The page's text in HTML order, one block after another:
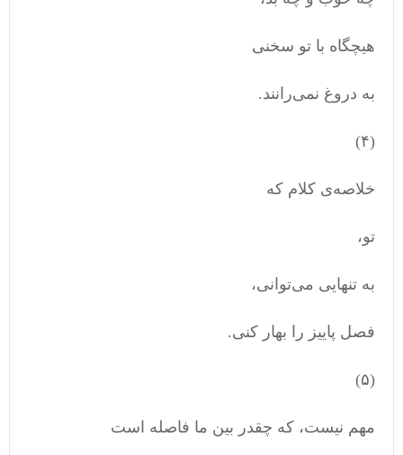
هیچگاه با تو سخنی
به دروغ نمی‌رانند.
(۴)
خلاصه‌ی کلام که
تو،
به تنهایی می‌توانی،
فصل پاییز را بهار کنی.
(۵)
مهم نیست، که چقدر بین ما فاصله است